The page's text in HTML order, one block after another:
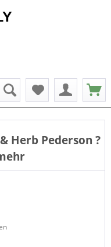
Herb Pederson ?